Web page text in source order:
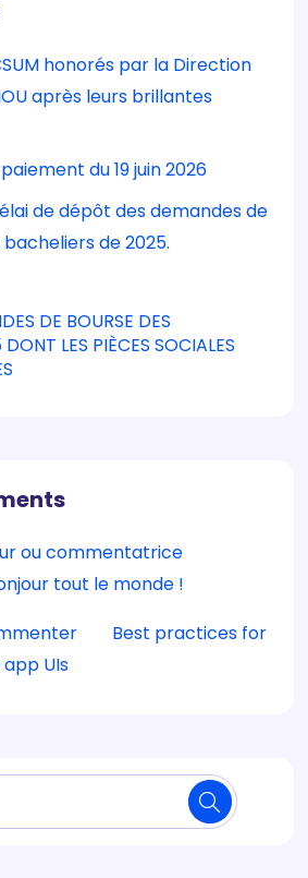
honorés par la Direction
après leurs brillantes
du 19 juin 2026
de dépôt des demandes de
bacheliers de 2025.
DE BOURSE DES
LES PIÈCES SOCIALES
ou commentatrice
tout le monde !
Best practices for
UIs